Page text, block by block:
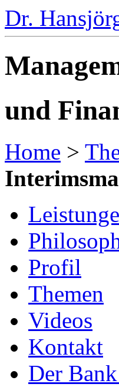
Dr.
und
Home >
Profil
Themen
Videos
Kontakt
Der